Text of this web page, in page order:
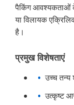
पैकिंग आवश्यकताओं
या विलायक
है।
प्रमुख विशेषताएं
उच्च तन्य
उत्कृष्ट